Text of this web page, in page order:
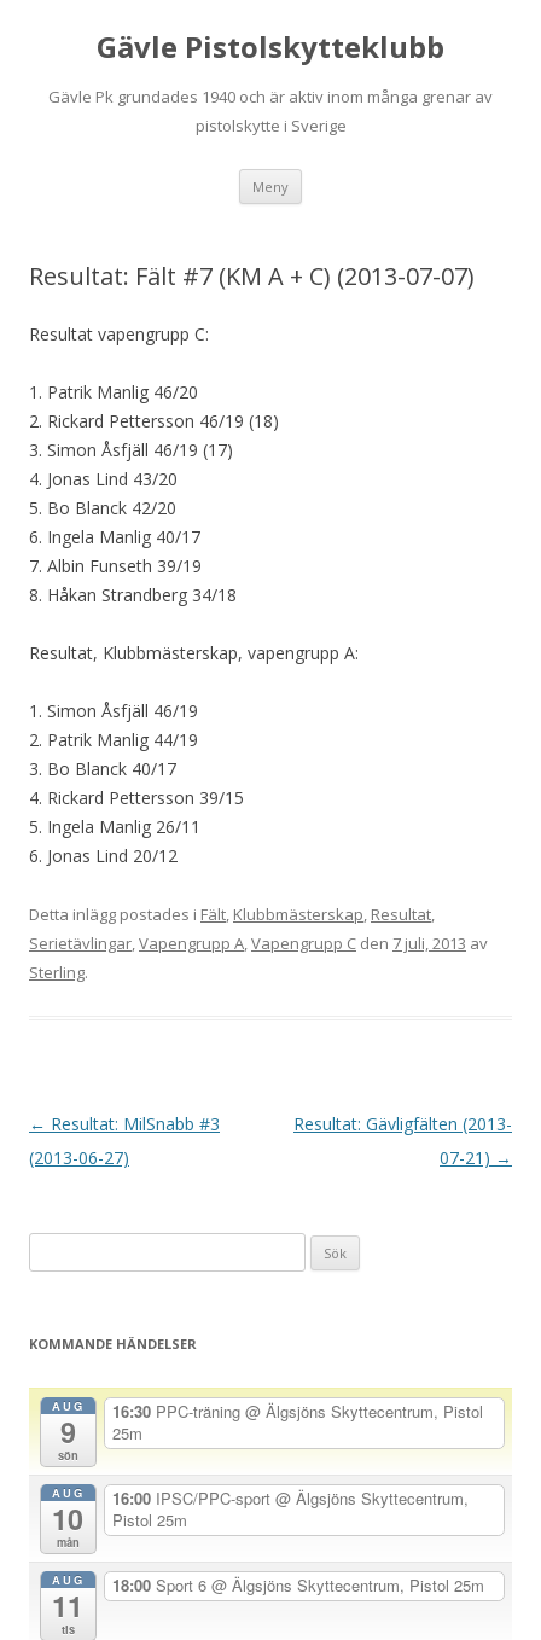
Gävle Pistolskytteklubb
Gävle Pk grundades 1940 och är aktiv inom många grenar av
pistolskytte i Sverige
Meny
Resultat: Fält #7 (KM A + C) (2013-07-07)
Resultat vapengrupp C:
1. Patrik Manlig 46/20
2. Rickard Pettersson 46/19 (18)
3. Simon Åsfjäll 46/19 (17)
4. Jonas Lind 43/20
5. Bo Blanck 42/20
6. Ingela Manlig 40/17
7. Albin Funseth 39/19
8. Håkan Strandberg 34/18
Resultat, Klubbmästerskap, vapengrupp A:
1. Simon Åsfjäll 46/19
2. Patrik Manlig 44/19
3. Bo Blanck 40/17
4. Rickard Pettersson 39/15
5. Ingela Manlig 26/11
6. Jonas Lind 20/12
Detta inlägg postades i Fält, Klubbmästerskap, Resultat,
Serietävlingar,Vapengrupp A,Vapengrupp C den 7 juli, 2013 av
Sterling.
I
n
a
g
r
← Resultat: MilSnabb #3
(2013-06-27)
Resultat: Gävligfälten (2013-
07-21) →
efter:
KOMMANDE HÄNDELSER
AUG
9
sön
16:30 PPC-träning @ Älgsjöns Skyttecentrum, Pistol
25m
AUG
10
mån
16:00 IPSC/PPC-sport @ Älgsjöns Skyttecentrum,
Pistol 25m
AUG
11
tis
18:00 Sport 6 @ Älgsjöns Skyttecentrum, Pistol 25m